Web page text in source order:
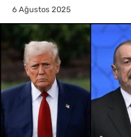
6 Ağustos 2025